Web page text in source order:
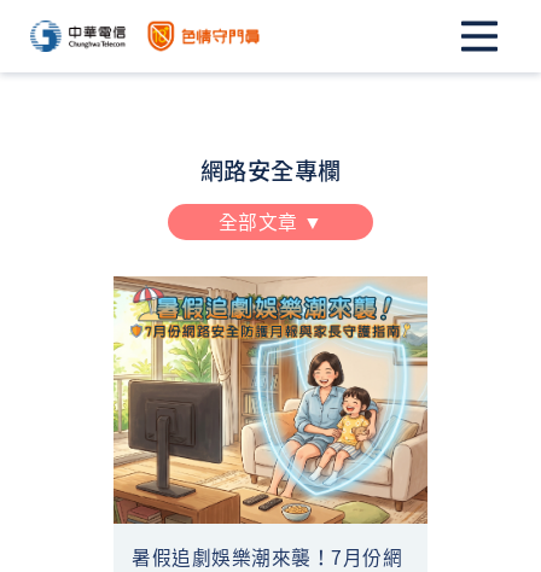
網路安全專欄
全部文章 ▼
暑假追劇娛樂潮來襲！7月份網